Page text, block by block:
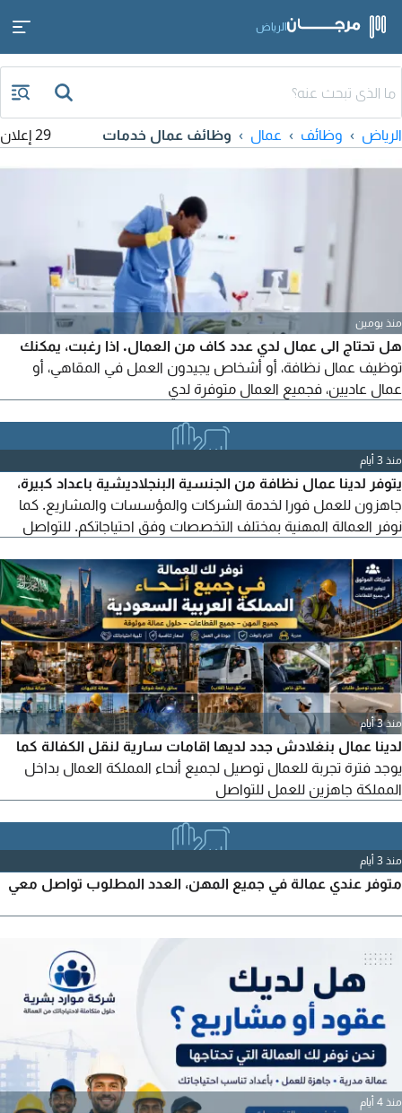
الرياض
الرياض وظائف عمال وظائف عمال خدمات 29 إعلان
منذ يومين
هل تحتاج الى عمال لدي عدد كاف من العمال. اذا رغبت، يمكنك
توظيف عمال نظافة، أو أشخاص يجيدون العمل في المقاهي، أو
عمال عاديين، فجميع العمال متوفرة لدي
منذ 3 أيام
يتوفر لدينا عمال نظافة من الجنسية البنجلاديشية باعداد كبيرة،
جاهزون للعمل فورا لخدمة الشركات والمؤسسات والمشاريع. كما
نوفر العمالة المهنية بمختلف التخصصات وفق احتياجاتكم. للتواصل
منذ 3 أيام
لدينا عمال بنغلادش جدد لديها اقامات سارية لنقل الكفالة كما
يوجد فترة تجربة للعمال توصيل لجميع أنحاء المملكة العمال بداخل
المملكة جاهزين للعمل للتواصل
منذ 3 أيام
متوفر عندي عمالة في جميع المهن، العدد المطلوب تواصل معي
منذ 4 أيام